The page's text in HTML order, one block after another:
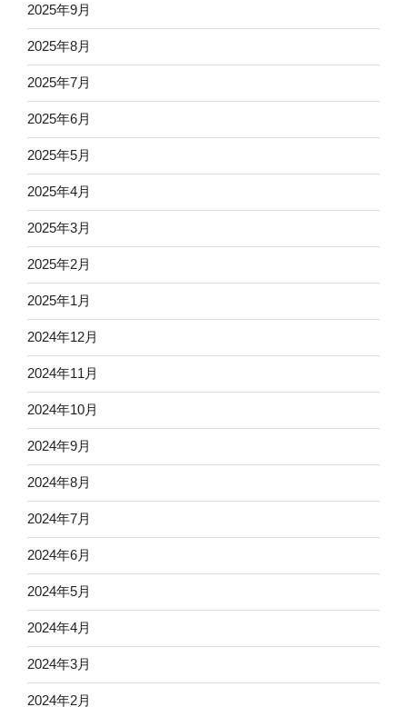
2025年9月
2025年8月
2025年7月
2025年6月
2025年5月
2025年4月
2025年3月
2025年2月
2025年1月
2024年12月
2024年11月
2024年10月
2024年9月
2024年8月
2024年7月
2024年6月
2024年5月
2024年4月
2024年3月
2024年2月